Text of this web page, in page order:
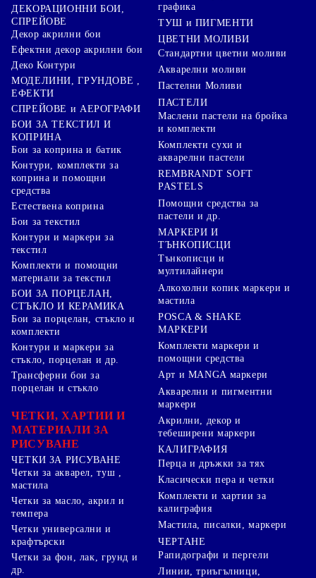
ДЕКОРАЦИОННИ БОИ,
СПРЕЙОВЕ
Декор акрилни бои
Ефектни декор акрилни бои
Деко Контури
МОДЕЛИНИ, ГРУНДОВЕ ,
ЕФЕКТИ
СПРЕЙОВЕ и АЕРОГРАФИ
БОИ ЗА ТЕКСТИЛ И
КОПРИНА
Бои за коприна и батик
Контури, комплекти за
коприна и помощни
средства
Естествена коприна
Бои за текстил
Контури и маркери за
текстил
Комплекти и помощни
материали за текстил
БОИ ЗА ПОРЦЕЛАН,
СТЪКЛО И КЕРАМИКА
Бои за порцелан, стъкло и
комплекти
Контури и маркери за
стъкло, порцелан и др.
Трансферни бои за
порцелан и стъкло
ЧЕТКИ, ХАРТИИ И
МАТЕРИАЛИ ЗА
РИСУВАНЕ
ЧЕТКИ ЗА РИСУВАНЕ
Четки за акварел, туш ,
мастила
Четки за масло, акрил и
темпера
Четки универсални и
крафтърски
Четки за фон, лак, грунд и
др.
графика
ТУШ и ПИГМЕНТИ
ЦВЕТНИ МОЛИВИ
Стандартни цветни моливи
Акварелни моливи
Пастелни Моливи
ПАСТЕЛИ
Маслени пастели на бройка
и комплекти
Комплекти сухи и
акварелни пастели
REMBRANDT SOFT
PASTELS
Помощни средства за
пастели и др.
МАРКЕРИ И
ТЪНКОПИСЦИ
Тънкописци и
мултилайнери
Алкохолни копик маркери и
мастила
POSCA & SHAKE
МАРКЕРИ
Комплекти маркери и
помощни средства
Арт и MANGA маркери
Акварелни и пигментни
маркери
Акрилни, декор и
тебеширени маркери
КАЛИГРАФИЯ
Перца и дръжки за тях
Класически пера и четки
Комплекти и хартии за
калиграфия
Мастила, писалки, маркери
ЧЕРТАНЕ
Рапидографи и пергели
Линии, триъгълници,